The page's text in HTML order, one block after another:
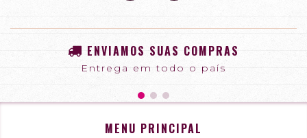
ENVIAMOS SUAS COMPRAS
Entrega em todo o país
MENU PRINCIPAL